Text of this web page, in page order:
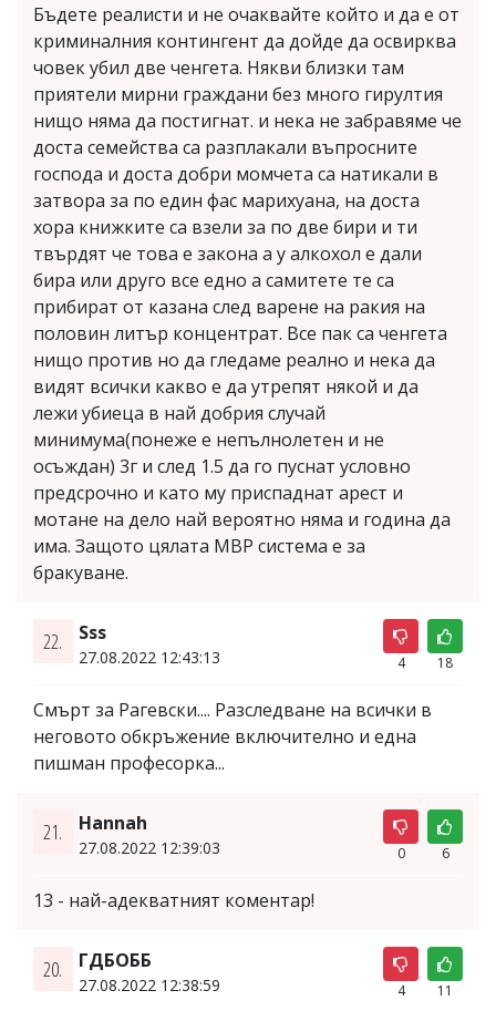
Бъдете реалисти и не очаквайте който и да е от
криминалния контингент да дойде да освирква
човек убил две ченгета. Някви близки там
приятели мирни граждани без много гирултия
нищо няма да постигнат. и нека не забравяме че
доста семейства са разплакали въпросните
господа и доста добри момчета са натикали в
затвора за по един фас марихуана, на доста
хора книжките са взели за по две бири и ти
твърдят че това е закона а у алкохол е дали
бира или друго все едно а самитете те са
прибират от казана след варене на ракия на
половин литър концентрат. Все пак са ченгета
нищо против но да гледаме реално и нека да
видят всички какво е да утрепят някой и да
лежи убиеца в най добрия случай
минимума(понеже е непълнолетен и не
осъждан) 3г и след 1.5 да го пуснат условно
предсрочно и като му приспаднат арест и
мотане на дело най вероятно няма и година да
има. Защото цялата МВР система е за
бракуване.
22. Sss
27.08.2022 12:43:13 4 18
Смърт за Рагевски.... Разследване на всички в
неговото обкръжение включително и една
пишман професорка...
21. Hannah
27.08.2022 12:39:03 0 6
13 - най-адекватният коментар!
20. ГДБОББ
27.08.2022 12:38:59 4 11